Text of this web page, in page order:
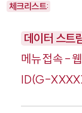
체크리스트:
데이터 스트
메뉴 접속 -
ID(G-